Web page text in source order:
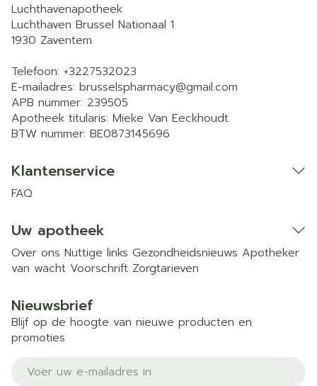
Luchthavenapotheek
Luchthaven Brussel Nationaal 1
1930 Zaventem
Telefoon: +3227532023
E-mailadres: brusselspharmacy@gmail.com
APB nummer: 239505
Apotheek titularis: Mieke Van Eeckhoudt
BTW nummer: BE0873145696
Klantenservice
FAQ
Uw apotheek
Over ons Nuttige links Gezondheidsnieuws Apotheker
van wacht Voorschrift Zorgtarieven
Nieuwsbrief
Blijf op de hoogte van nieuwe producten en
promoties
E-mail adres